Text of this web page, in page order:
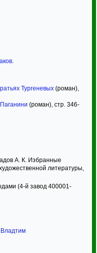
.
Тургеневых (роман),
(роман), стр. 346-
А. К. Избранные
литературы,
(4-й завод 400001-
Владтим